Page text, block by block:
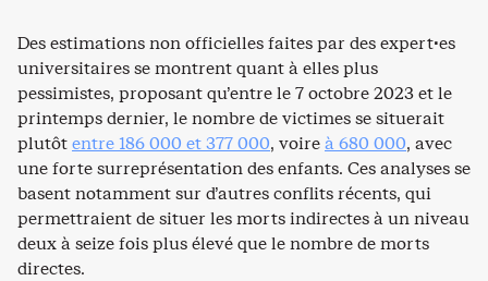
Des estimations non officielles faites par des expert·es
universitaires se montrent quant à elles plus
pessimistes, proposant qu’entre le 7 octobre 2023 et le
printemps dernier, le nombre de victimes se situerait
plutôtentre 186 000 et 377 000, voireà 680 000, avec
une forte surreprésentation des enfants. Ces analyses se
basent notamment sur d’autres conflits récents, qui
permettraient de situer les morts indirectes à un niveau
deux à seize fois plus élevé que le nombre de morts
directes.